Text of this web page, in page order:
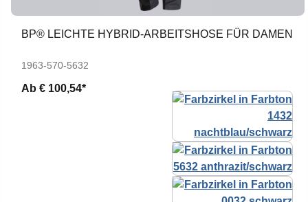
BP® LEICHTE HYBRID-ARBEITSHOSE FÜR DAMEN
1963-570-5632
Ab € 100,54*